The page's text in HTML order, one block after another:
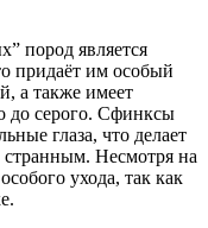
пород является
придаёт им особый
а также имеет
до серого. Сфинксы
глаза, что делает
Несмотря на
ухода, так как